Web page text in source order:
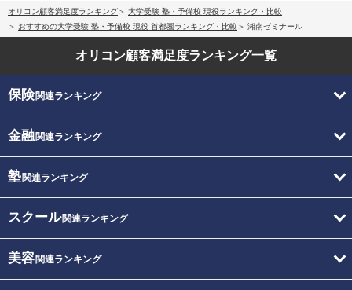
オリコン顧客満足度ランキング
大学受験 塾・予備校 現役ランキング・比較
おすすめの大学受験 塾・予備校 現役 首都圏ランキング・比較
湘南ゼミナール
オリコン顧客満足度ランキング一覧
保険関連ランキング
金融関連ランキング
塾関連ランキング
スクール関連ランキング
美容関連ランキング